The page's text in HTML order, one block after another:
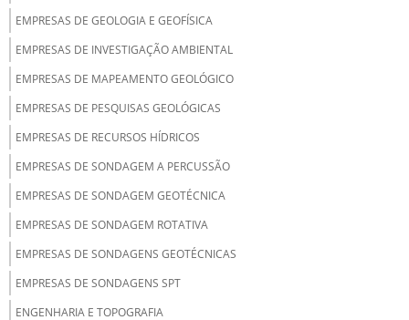
EMPRESAS DE GEOLOGIA E GEOFÍSICA
EMPRESAS DE INVESTIGAÇÃO AMBIENTAL
EMPRESAS DE MAPEAMENTO GEOLÓGICO
EMPRESAS DE PESQUISAS GEOLÓGICAS
EMPRESAS DE RECURSOS HÍDRICOS
EMPRESAS DE SONDAGEM A PERCUSSÃO
EMPRESAS DE SONDAGEM GEOTÉCNICA
EMPRESAS DE SONDAGEM ROTATIVA
EMPRESAS DE SONDAGENS GEOTÉCNICAS
EMPRESAS DE SONDAGENS SPT
ENGENHARIA E TOPOGRAFIA